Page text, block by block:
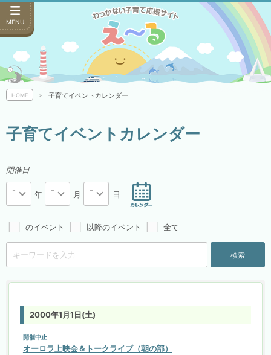
MENU
HOME 子育てイベントカレンダー
子育てイベントカレンダー
開催日
- 年 - 月 - 日
のイベント 以降のイベント 全て
検索
2000年1月1日(土)
開催中止
オーロラ上映会＆トークライブ（朝の部）